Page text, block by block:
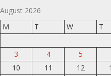
August 2026
M
T W T
3
4 5
10
11 12